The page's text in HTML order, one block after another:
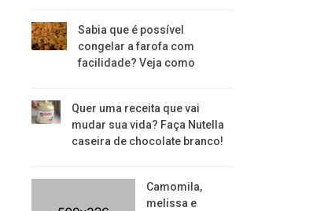
Sabia que é possível
congelar a farofa com
facilidade? Veja como
Quer uma receita que vai
mudar sua vida? Faça Nutella
caseira de chocolate branco!
Camomila,
melissa e